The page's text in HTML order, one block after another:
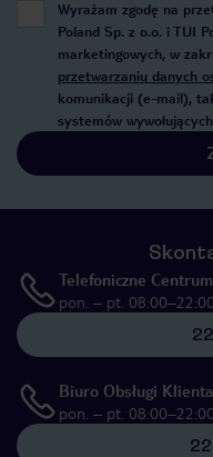
Wyrażam zgodę na
Poland Sp. z o.o. i TUI
marketingowych, w
przetwarzaniu danych
komunikacji (e-mail),
systemów
Telefoniczne
pon. – pt.
Biuro Obsługi Klienta
pon. – pt.